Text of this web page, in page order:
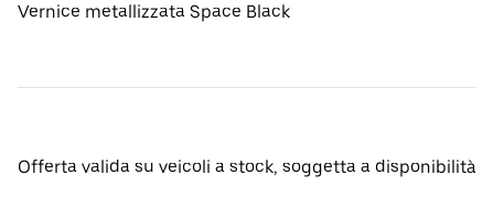
Vernice metallizzata Space Black
Offerta valida su veicoli a stock, soggetta a disponibilità